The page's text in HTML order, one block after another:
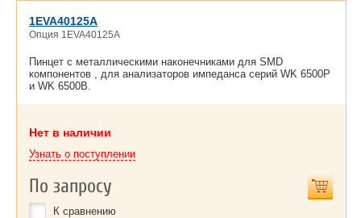
1EVA40125A
Опция 1EVA40125A
Пинцет с металлическими наконечниками для SMD
компонентов , для анализаторов импеданса серий WK 6500P
и WK 6500B.
Нет в наличии
Узнать о поступлении
По запросу
К сравнению